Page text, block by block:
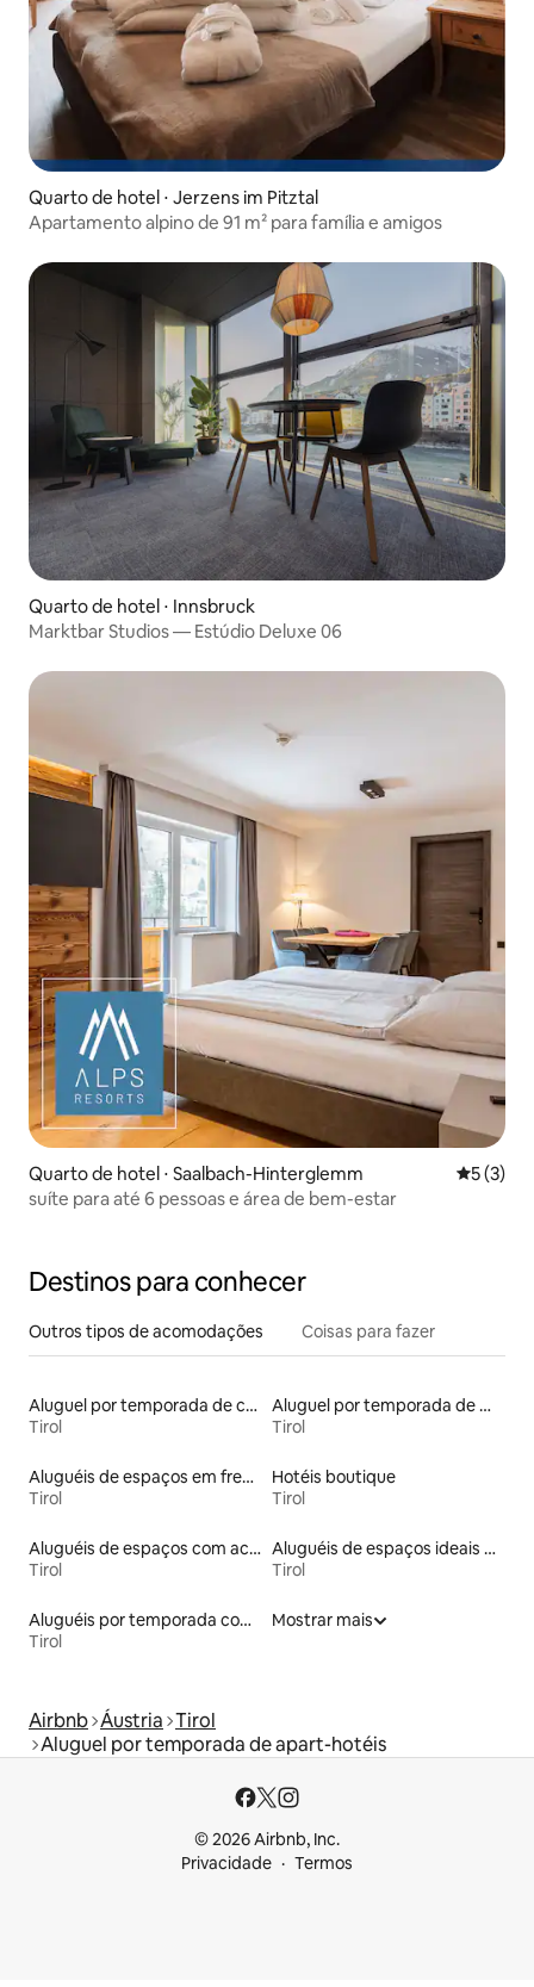
Quarto de hotel ⋅ Jerzens im Pitztal
Apartamento alpino de 91 m² para família e amigos
Quarto de hotel ⋅ Innsbruck
Marktbar Studios — Estúdio Deluxe 06
Quarto de hotel ⋅ Saalbach-Hinterglemm 5 de
5 (3)
suíte para até 6 pessoas e área de bem-estar
Destinos para conhecer
Outros tipos de acomodações Coisas para fazer
Aluguel por temporada de casas de hóspedes
Tirol
Aluguel por temporada de microcasas
Tirol
Aluguéis de espaços em frente à praia
Tirol
Hotéis boutique
Tirol
Aluguéis de espaços com acesso direto a pistas de esqui
Tirol
Aluguéis de espaços ideais para famílias
Tirol
Aluguéis por temporada com acesso à praia
Tirol
Mostrar mais
Airbnb Áustria Tirol
Aluguel por temporada de apart-hotéis
© 2026 Airbnb, Inc.
Privacidade
Termos